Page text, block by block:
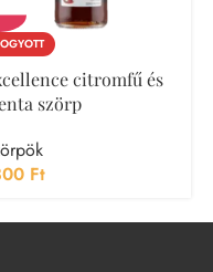
citromfű és
szörp
Ft